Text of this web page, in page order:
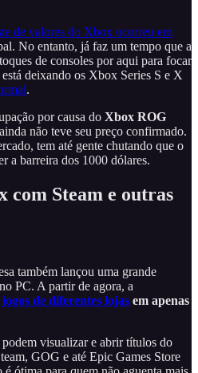
de valores do Xbox ocorreu em
No entanto, já faz um tempo que a
de consoles por aqui para focar
deixando os Xbox Series S e X
.
por causa do Xbox ROG
não teve seu preço confirmado.
tem até gente chutando que o
a barreira dos 1000 dólares.
com Steam e outras
também lançou uma grande
PC. A partir de agora, a
de diferentes lojas em apenas
visualizar e abrir títulos do
GOG e até Epic Games Store